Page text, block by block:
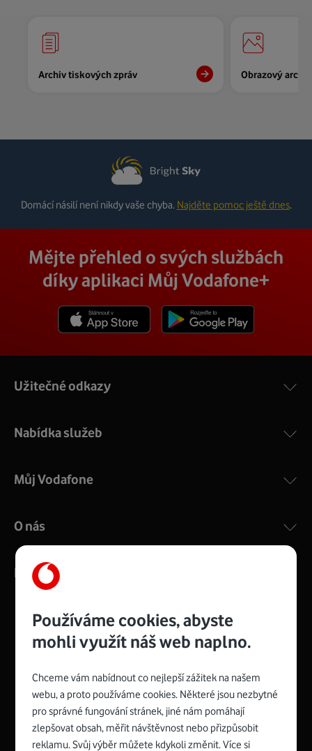
Archiv tiskových zpráv Obrazový archiv
Domácí násilí není nikdy vaše chyba. Najděte pomoc ještě dnes.
Používáme cookies, abyste
mohli využít náš web naplno.
Chceme vám nabídnout co nejlepší zážitek na našem
webu, a proto používáme cookies. Některé jsou nezbytné
pro správné fungování stránek, jiné nám pomáhají
zlepšovat obsah, měřit návštěvnost nebo přizpůsobit
reklamu. Svůj výběr můžete kdykoli změnit. Více si
Mějte přehled o svých službách
díky aplikaci Můj Vodafone+
Spojte se s Vodafonem
Youtube
Užitečné odkazy
Nabídka služeb
Můj Vodafone
O nás
Kontakty
Management
consultancy
Recruitment
logo
Top
roku
Platinové
EcoVadis
Buy
Award
má
První
zelenou